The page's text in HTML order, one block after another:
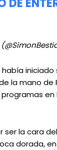
DE
iniciado
la mano de
en
ser la cara
dorada, en